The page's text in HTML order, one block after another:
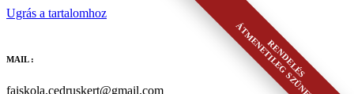
RENDELÉS
ÁTMENETILEG SZÜNETEL
Ugrás a tartalomhoz
MAIL :
faiskola.cedruskert@gmail.com